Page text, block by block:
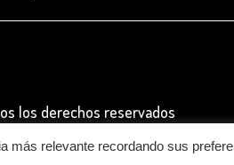
los derechos reservados
más relevante recordando sus